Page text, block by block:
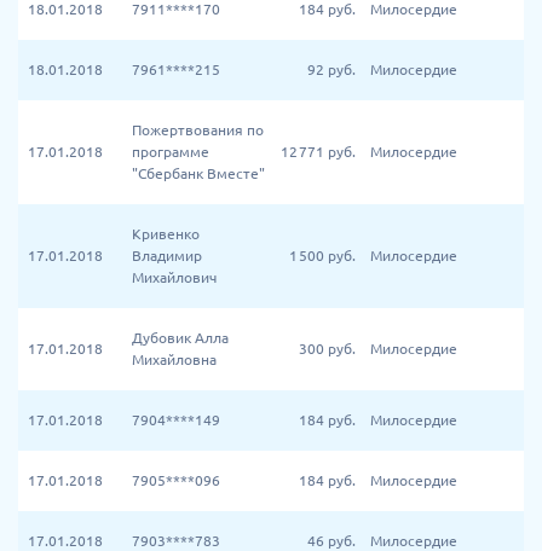
18.01.2018 7911****170 184 руб. Милосердие
18.01.2018 7961****215 92 руб. Милосердие
17.01.2018
Пожертвования по
программе
"Сбербанк Вместе"
12 771 руб. Милосердие
17.01.2018
Кривенко
Владимир
Михайлович
1 500 руб. Милосердие
17.01.2018
Дубовик Алла
Михайловна
300 руб. Милосердие
17.01.2018 7904****149 184 руб. Милосердие
17.01.2018 7905****096 184 руб. Милосердие
17.01.2018 7903****783 46 руб. Милосердие